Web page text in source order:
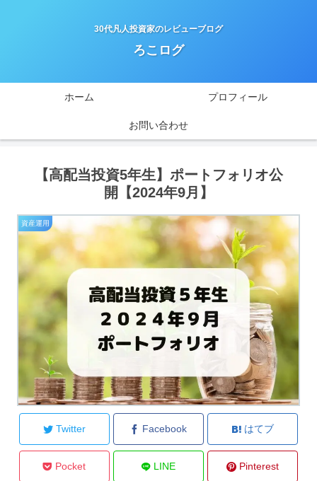
30代凡人投資家のレビューブログ
ろこログ
ホーム プロフィール
お問い合わせ
【高配当投資5年生】ポートフォリオ公
開【2024年9月】
資産運用
Twitter Facebook はてブ
Pocket LINE Pinterest